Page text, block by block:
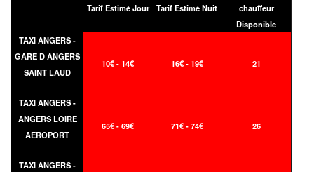
Tarif Estimé Jour Tarif Estimé Nuit
chauffeur
Disponible
TAXI ANGERS -
GARE D ANGERS
SAINT LAUD
10€ - 14€ 16€ - 19€ 21
TAXI ANGERS -
ANGERS LOIRE
AEROPORT
65€ - 69€ 71€ - 74€ 26
TAXI ANGERS -